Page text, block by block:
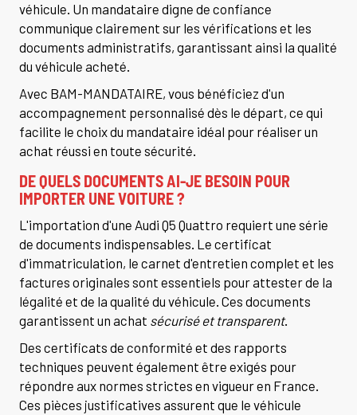
véhicule. Un mandataire digne de confiance
communique clairement sur les vérifications et les
documents administratifs, garantissant ainsi la qualité
du véhicule acheté.
Avec BAM-MANDATAIRE, vous bénéficiez d'un
accompagnement personnalisé dès le départ, ce qui
facilite le choix du mandataire idéal pour réaliser un
achat réussi en toute sécurité.
DE QUELS DOCUMENTS AI-JE BESOIN POUR
IMPORTER UNE VOITURE ?
L'importation d'une Audi Q5 Quattro requiert une série
de documents indispensables. Le certificat
d'immatriculation, le carnet d'entretien complet et les
factures originales sont essentiels pour attester de la
légalité et de la qualité du véhicule. Ces documents
garantissent un achat sécurisé et transparent.
Des certificats de conformité et des rapports
techniques peuvent également être exigés pour
répondre aux normes strictes en vigueur en France.
Ces pièces justificatives assurent que le véhicule